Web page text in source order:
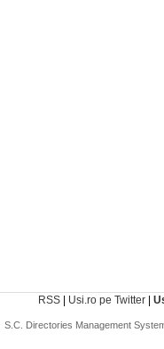
RSS | Usi.ro pe Twitter |
S.C. Directories Management